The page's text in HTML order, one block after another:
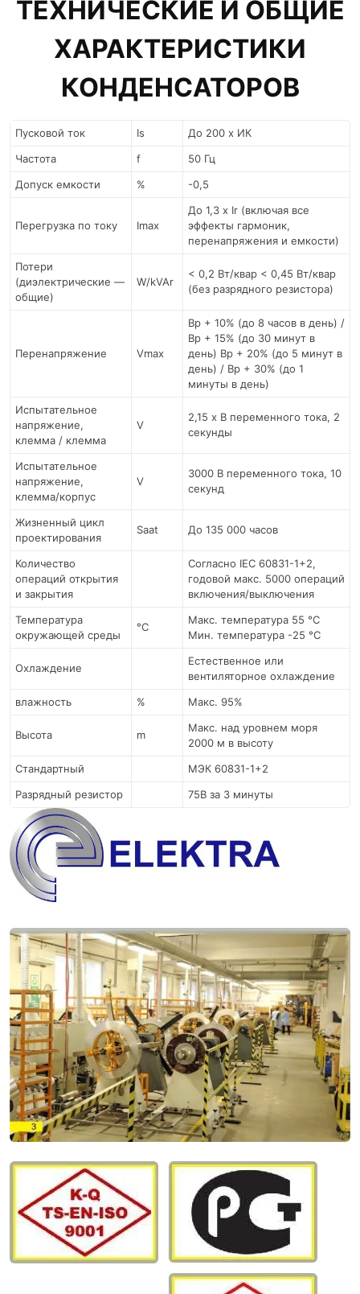
ТЕХНИЧЕСКИЕ И ОБЩИЕ
ХАРАКТЕРИСТИКИ
КОНДЕНСАТОРОВ
Пусковой ток Is
До 200 х ИК
Частота
f
50 Гц
Допуск емкости
% -0,5
Перегрузка по току Imax
До 1,3 x Ir (включая все
эффекты гармоник,
перенапряжения и емкости)
Потери
(диэлектрические —
общие)
W/kVAr
< 0,2 Вт/квар < 0,45 Вт/квар
(без разрядного резистора)
Перенапряжение Vmax
Вр + 10% (до 8 часов в день) /
Вр + 15% (до 30 минут в
день) Вр + 20% (до 5 минут в
день) / Вр + 30% (до 1
минуты в день)
Испытательное
напряжение,
клемма / клемма
V
2,15 x В переменного тока, 2
секунды
Испытательное
напряжение,
клемма/корпус
V
3000 В переменного тока, 10
секунд
Жизненный цикл
проектирования
Saat До 135 000 часов
Количество
операций открытия
и закрытия
Согласно IEC 60831-1+2,
годовой макс. 5000 операций
включения/выключения
Температура
окружающей среды
°C
Макс. температура 55 °C
Мин. температура -25 °С
Охлаждение
Естественное или
вентиляторное охлаждение
влажность
% Макс. 95%
Высота m
Макс. над уровнем моря
2000 м в высоту
Стандартный
МЭК 60831-1+2
Разрядный резистор
75В за 3 минуты